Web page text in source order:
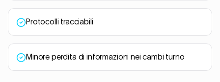
Protocolli tracciabili
Minore perdita di informazioni nei cambi turno